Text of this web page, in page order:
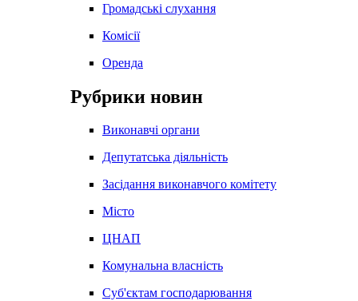
Громадські слухання
Комісії
Оренда
Рубрики новин
Виконавчі органи
Депутатська діяльність
Засідання виконавчого комітету
Місто
ЦНАП
Комунальна власність
Суб'єктам господарювання